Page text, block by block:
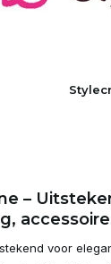
–
voor